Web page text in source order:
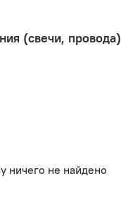
(свечи, провода)
ничего не найдено